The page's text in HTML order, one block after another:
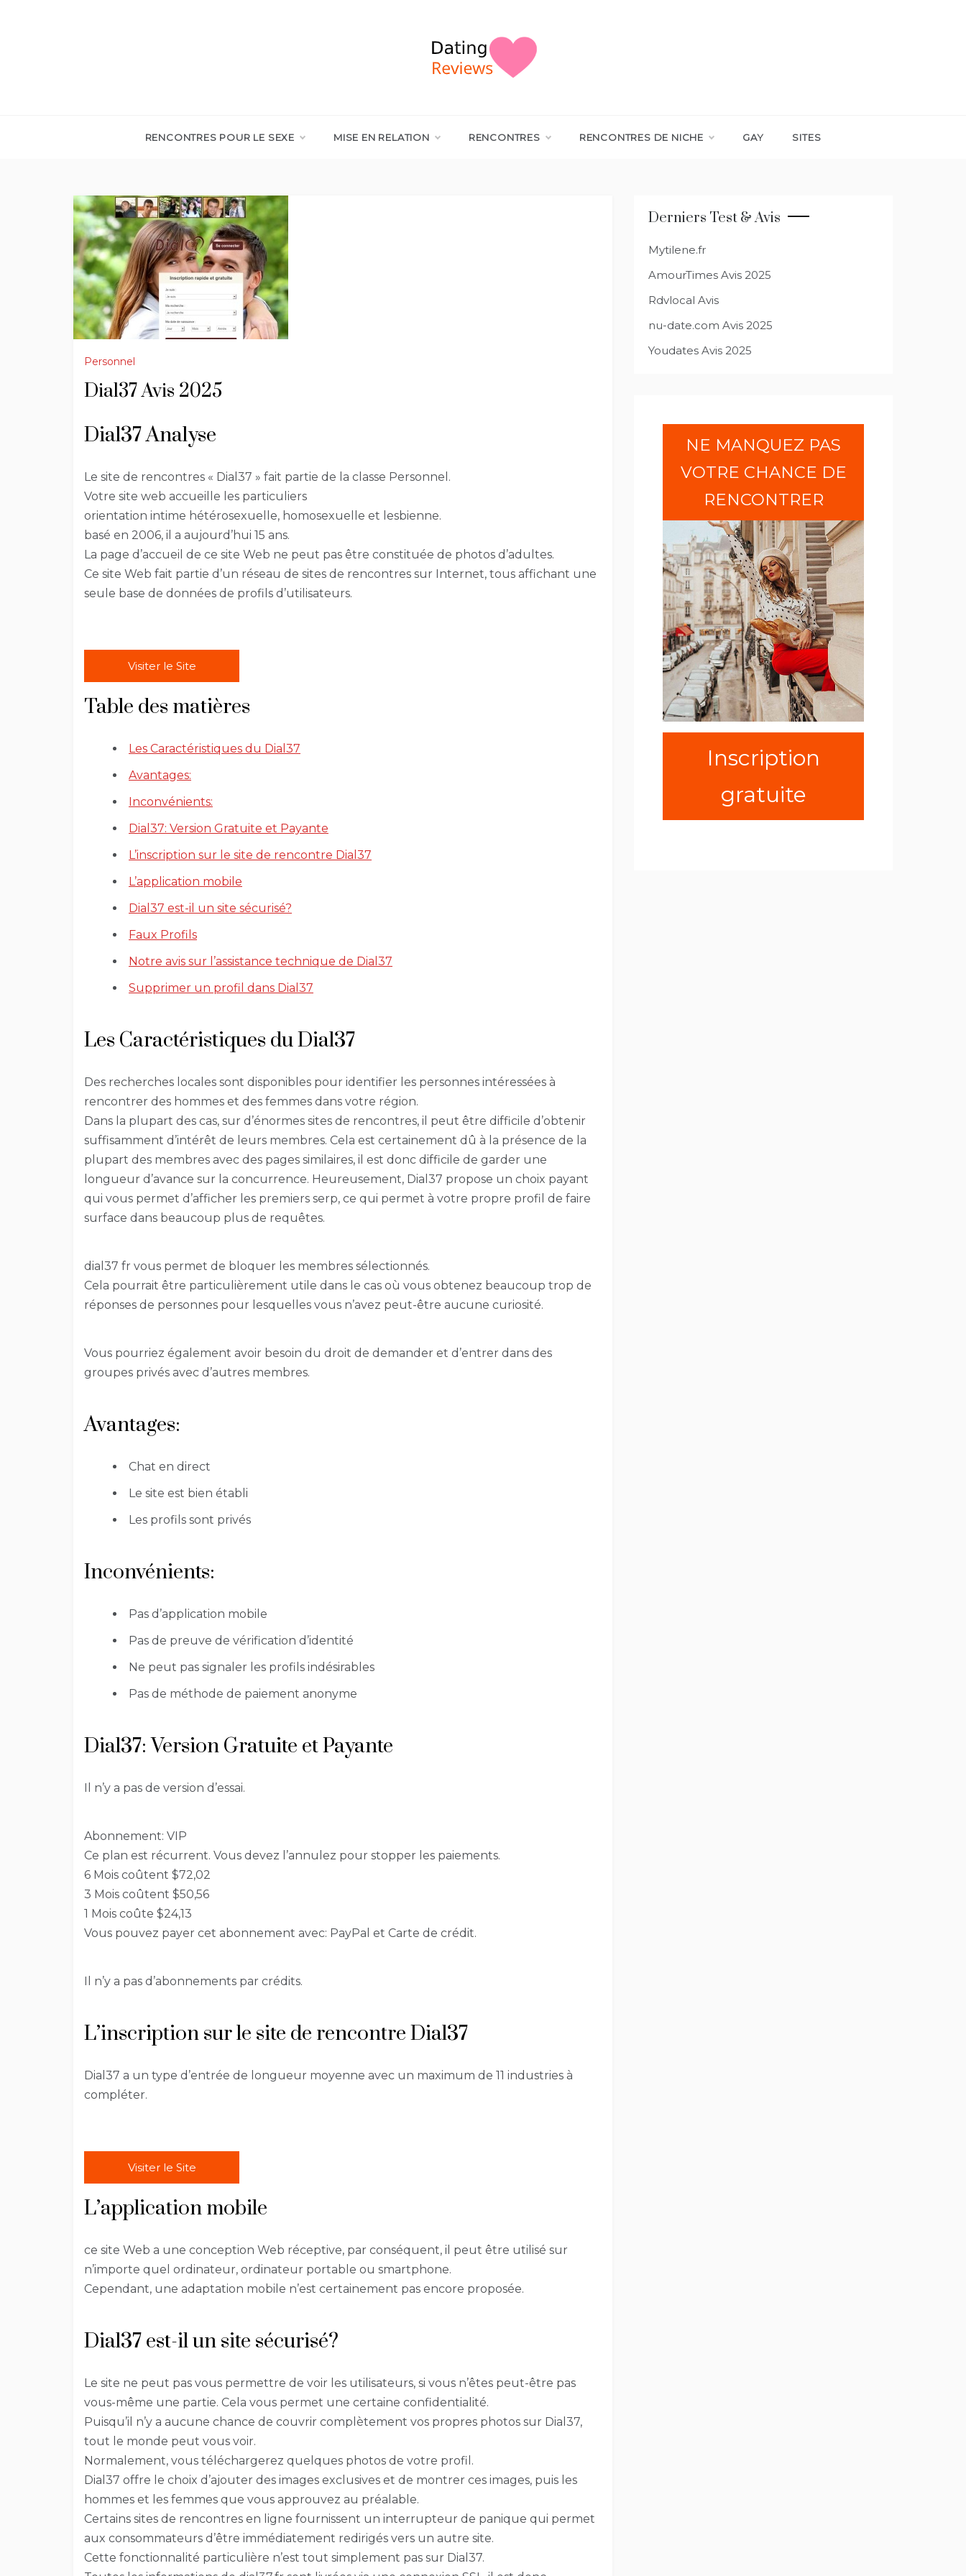
RENCONTRES POUR LE SEXE MISE EN RELATION RENCONTRES RENCONTRES DE NICHE GAY SITES
Personnel
Dial37 Avis 2025
Dial37 Analyse
Le site de rencontres « Dial37 » fait partie de la classe Personnel.
Votre site web accueille les particuliers
orientation intime hétérosexuelle, homosexuelle et lesbienne.
basé en 2006, il a aujourd’hui 15 ans.
La page d’accueil de ce site Web ne peut pas être constituée de photos d’adultes.
Ce site Web fait partie d’un réseau de sites de rencontres sur Internet, tous affichant une
seule base de données de profils d’utilisateurs.
Visiter le Site
Table des matières
Les Caractéristiques du Dial37
Avantages:
Inconvénients:
Dial37: Version Gratuite et Payante
L’inscription sur le site de rencontre Dial37
L’application mobile
Dial37 est-il un site sécurisé?
Faux Profils
Notre avis sur l’assistance technique de Dial37
Supprimer un profil dans Dial37
Les Caractéristiques du Dial37
Des recherches locales sont disponibles pour identifier les personnes intéressées à
rencontrer des hommes et des femmes dans votre région.
Dans la plupart des cas, sur d’énormes sites de rencontres, il peut être difficile d’obtenir
suffisamment d’intérêt de leurs membres. Cela est certainement dû à la présence de la
plupart des membres avec des pages similaires, il est donc difficile de garder une
longueur d’avance sur la concurrence. Heureusement, Dial37 propose un choix payant
qui vous permet d’afficher les premiers serp, ce qui permet à votre propre profil de faire
surface dans beaucoup plus de requêtes.
dial37 fr vous permet de bloquer les membres sélectionnés.
Cela pourrait être particulièrement utile dans le cas où vous obtenez beaucoup trop de
réponses de personnes pour lesquelles vous n’avez peut-être aucune curiosité.
Vous pourriez également avoir besoin du droit de demander et d’entrer dans des
groupes privés avec d’autres membres.
Avantages:
Chat en direct
Le site est bien établi
Les profils sont privés
Inconvénients:
Pas d’application mobile
Pas de preuve de vérification d’identité
Ne peut pas signaler les profils indésirables
Pas de méthode de paiement anonyme
Dial37: Version Gratuite et Payante
Il n’y a pas de version d’essai.
Abonnement: VIP
Ce plan est récurrent. Vous devez l’annulez pour stopper les paiements.
6 Mois coûtent $72,02
3 Mois coûtent $50,56
1 Mois coûte $24,13
Vous pouvez payer cet abonnement avec: PayPal et Carte de crédit.
Il n’y a pas d’abonnements par crédits.
L’inscription sur le site de rencontre Dial37
Dial37 a un type d’entrée de longueur moyenne avec un maximum de 11 industries à
compléter.
Visiter le Site
L’application mobile
ce site Web a une conception Web réceptive, par conséquent, il peut être utilisé sur
n’importe quel ordinateur, ordinateur portable ou smartphone.
Cependant, une adaptation mobile n’est certainement pas encore proposée.
Dial37 est-il un site sécurisé?
Le site ne peut pas vous permettre de voir les utilisateurs, si vous n’êtes peut-être pas
vous-même une partie. Cela vous permet une certaine confidentialité.
Puisqu’il n’y a aucune chance de couvrir complètement vos propres photos sur Dial37,
tout le monde peut vous voir.
Normalement, vous téléchargerez quelques photos de votre profil.
Dial37 offre le choix d’ajouter des images exclusives et de montrer ces images, puis les
hommes et les femmes que vous approuvez au préalable.
Certains sites de rencontres en ligne fournissent un interrupteur de panique qui permet
aux consommateurs d’être immédiatement redirigés vers un autre site.
Cette fonctionnalité particulière n’est tout simplement pas sur Dial37.
Derniers Test & Avis
Mytilene.fr
AmourTimes Avis 2025
Rdvlocal Avis
nu-date.com Avis 2025
Youdates Avis 2025
NE MANQUEZ PAS
VOTRE CHANCE DE
RENCONTRER
Inscription
gratuite